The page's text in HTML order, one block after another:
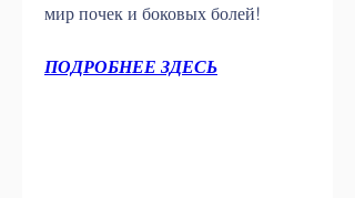
мир почек и боковых болей!
ПОДРОБНЕЕ ЗДЕСЬ